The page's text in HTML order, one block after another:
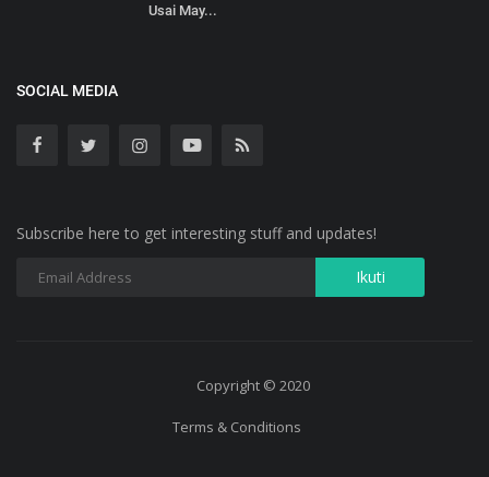
Usai May...
SOCIAL MEDIA
Subscribe here to get interesting stuff and updates!
Copyright © 2020
Terms & Conditions